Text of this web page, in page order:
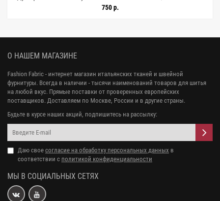
750 р.
О НАШЕМ МАГАЗИНЕ
Fashion Fabric - интернет магазин итальянских тканей и швейной
фурнитуры. Всегда в наличии - тысячи наименований товаров для шитья
на любой вкус. Прямые поставки от проверенных европейских
поставщиков. Доставляем по Москве, России и в другие страны.
Будьте в курсе наших акций, подпишитесь на рассылку:
Даю свое согласие на обработку персональных данных в
соответствии с политикой конфиденциальности
МЫ В СОЦИАЛЬНЫХ СЕТЯХ